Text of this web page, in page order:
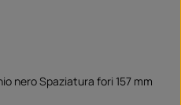
nero Spaziatura fori 157 mm